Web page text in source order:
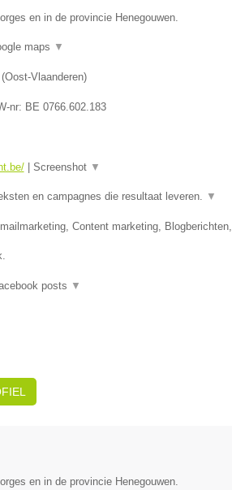
en in de provincie Henegouwen.
maps ▼
Oost-Vlaanderen)
nr: BE 0766.602.183
| Screenshot ▼
en campagnes die resultaat leveren. ▼
Content marketing, Blogberichten,
posts ▼
en in de provincie Henegouwen.